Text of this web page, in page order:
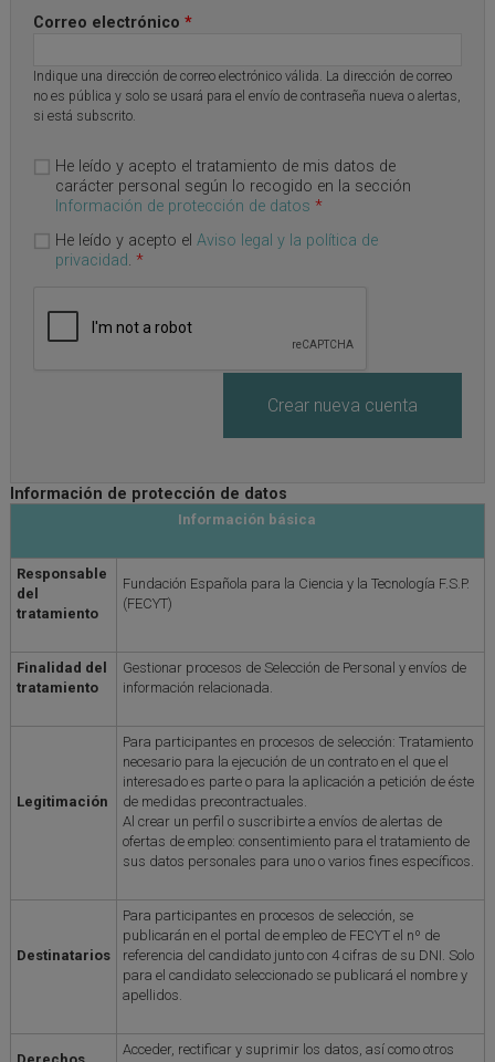
Correo electrónico *
Indique una dirección de correo electrónico válida. La dirección de correo
no es pública y solo se usará para el envío de contraseña nueva o alertas,
si está subscrito.
He leído y acepto el tratamiento de mis datos de
carácter personal según lo recogido en la sección
Información de protección de datos *
He leído y acepto el Aviso legal y la política de
privacidad. *
Información de protección de datos
Información básica
Responsable
del
tratamiento
Fundación Española para la Ciencia y la Tecnología F.S.P.
(FECYT)
Finalidad del
tratamiento
Gestionar procesos de Selección de Personal y envíos de
información relacionada.
Legitimación
Para participantes en procesos de selección: Tratamiento
necesario para la ejecución de un contrato en el que el
interesado es parte o para la aplicación a petición de éste
de medidas precontractuales.
Al crear un perfil o suscribirte a envíos de alertas de
ofertas de empleo: consentimiento para el tratamiento de
sus datos personales para uno o varios fines específicos.
Destinatarios
Para participantes en procesos de selección, se
publicarán en el portal de empleo de FECYT el nº de
referencia del candidato junto con 4 cifras de su DNI. Solo
para el candidato seleccionado se publicará el nombre y
apellidos.
Acceder, rectificar y suprimir los datos, así como otros